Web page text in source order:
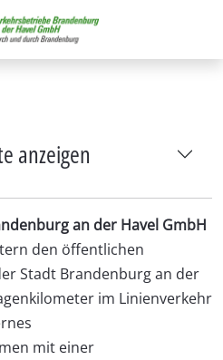
anzeigen
an der Havel GmbH
den öffentlichen
Stadt Brandenburg an der
im Linienverkehr
mit einer